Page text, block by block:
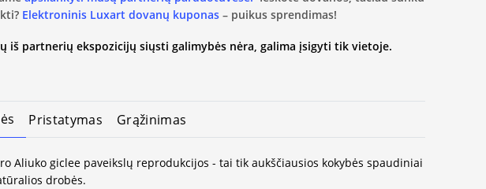
Elektroninis Luxart dovanų kuponas – puikus sprendimas!
iš partnerių ekspozicijų siųsti galimybės nėra, galima įsigyti tik vietoje.
Pristatymas Grąžinimas
Aliuko giclee paveikslų reprodukcijos - tai tik aukščiausios kokybės spaudiniai
drobės.